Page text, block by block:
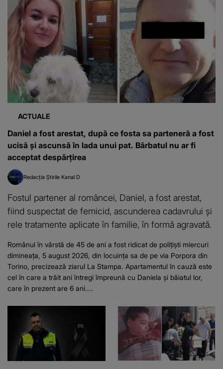
ACTUALE
Daniel a fost arestat, după ce fosta sa parteneră a fost
ucisă și ascunsă în lada unui pat. Bărbatul nu ar fi
acceptat despărțirea
Redacția Știrile Kanal D
Fostul partener al româncei, Daniel, a fost arestat,
fiind suspectat de femicid, ascunderea cadavrului și
rele tratamente aplicate în familie, în formă agravată.
Românul în vârstă de 45 de ani a fost ridicat de polițiști miercuri
dimineața, 5 august 2026, din locuința sa de pe via Porpora din
Torino, precizează ziarul La Stampa. Apartamentul în cauză este
cel în care a trăit ani întregi împreună cu Daniela și băiatul lor,
care în prezent are 6 ani....